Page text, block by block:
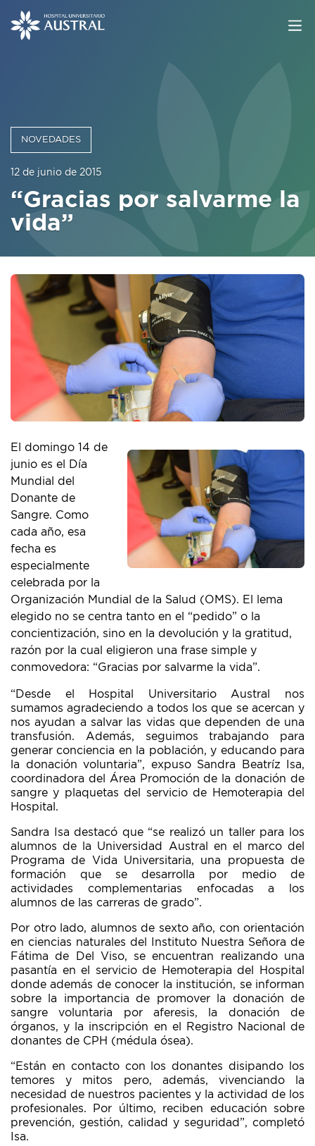
NOVEDADES
12 de junio de 2015
“Gracias por salvarme la
vida”
El domingo 14 de
junio es el Día
Mundial del
Donante de
Sangre. Como
cada año, esa
fecha es
especialmente
celebrada por la
Organización Mundial de la Salud (OMS). El lema
elegido no se centra tanto en el “pedido” o la
concientización, sino en la devolución y la gratitud,
razón por la cual eligieron una frase simple y
conmovedora: “Gracias por salvarme la vida”.
“Desde el Hospital Universitario Austral nos
sumamos agradeciendo a todos los que se acercan y
nos ayudan a salvar las vidas que dependen de una
transfusión. Además, seguimos trabajando para
generar conciencia en la población, y educando para
la donación voluntaria”, expuso Sandra Beatríz Isa,
coordinadora del Área Promoción de la donación de
sangre y plaquetas del servicio de Hemoterapia del
Hospital.
Sandra Isa destacó que “se realizó un taller para los
alumnos de la Universidad Austral en el marco del
Programa de Vida Universitaria, una propuesta de
formación que se desarrolla por medio de
actividades complementarias enfocadas a los
alumnos de las carreras de grado”.
Por otro lado, alumnos de sexto año, con orientación
en ciencias naturales del Instituto Nuestra Señora de
Fátima de Del Viso, se encuentran realizando una
pasantía en el servicio de Hemoterapia del Hospital
donde además de conocer la institución, se informan
sobre la importancia de promover la donación de
sangre voluntaria por aferesis, la donación de
órganos, y la inscripción en el Registro Nacional de
donantes de CPH (médula ósea).
“Están en contacto con los donantes disipando los
temores y mitos pero, además, vivenciando la
necesidad de nuestros pacientes y la actividad de los
profesionales. Por último, reciben educación sobre
prevención, gestión, calidad y seguridad”, completó
Isa.